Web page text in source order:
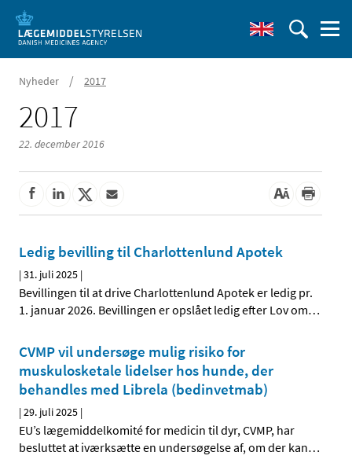
Nyheder / 2017
2017
22. december 2016
Ledig bevilling til Charlottenlund Apotek
|31. juli 2025 |
Bevillingen til at drive Charlottenlund Apotek er ledig pr.
1. januar 2026. Bevillingen er opslået ledig efter Lov om…
CVMP vil undersøge mulig risiko for
muskulosketale lidelser hos hunde, der
behandles med Librela (bedinvetmab)
|29. juli 2025 |
EU’s lægemiddelkomité for medicin til dyr, CVMP, har
besluttet at iværksætte en undersøgelse af, om der kan…